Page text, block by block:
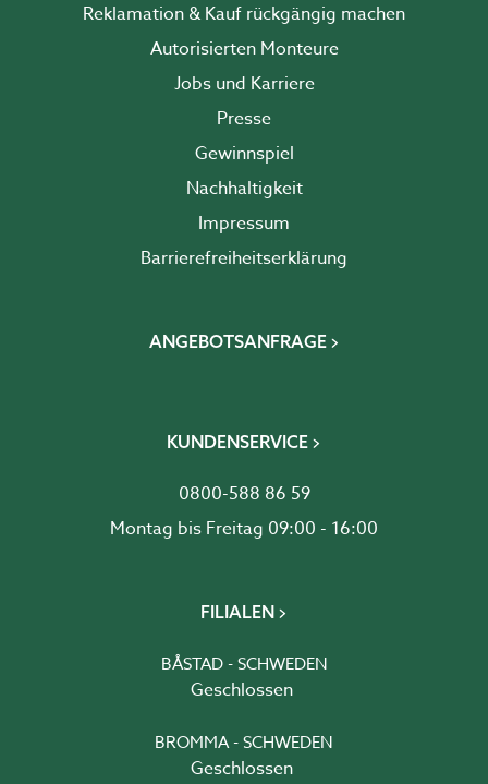
Reklamation & Kauf rückgängig machen
Autorisierten Monteure
Jobs und Karriere
Presse
Gewinnspiel
Nachhaltigkeit
Impressum
Barrierefreiheits­erklärung
ANGEBOTSANFRAGE
KUNDENSERVICE
0800-588 86 59
Montag bis Freitag 09:00 - 16:00
FILIALEN
BÅSTAD - SCHWEDEN
Geschlossen
BROMMA - SCHWEDEN
Geschlossen